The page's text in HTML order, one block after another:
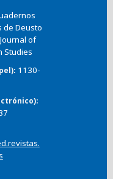
de Deusto
of
Studies
1130-